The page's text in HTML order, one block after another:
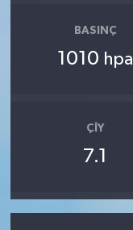
BASINÇ
1010 hpa
ÇIY
7.1